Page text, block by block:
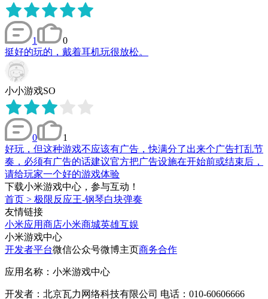
1
0
挺好的玩的，戴着耳机玩很放松。
小小游戏SO
0
1
好玩，但这种游戏不应该有广告，快满分了出来个广告打乱节
奏，必须有广告的话建议官方把广告设施在开始前或结束后，
请给玩家一个好的游戏体验
下载小米游戏中心，参与互动！
首页 > 极限反应王-钢琴白块弹奏
友情链接
小米应用商店小米商城英雄互娱
小米游戏中心
开发者平台微信公众号微博主页商务合作
应用名称：小米游戏中心
开发者：北京瓦力网络科技有限公司 电话：010-60606666